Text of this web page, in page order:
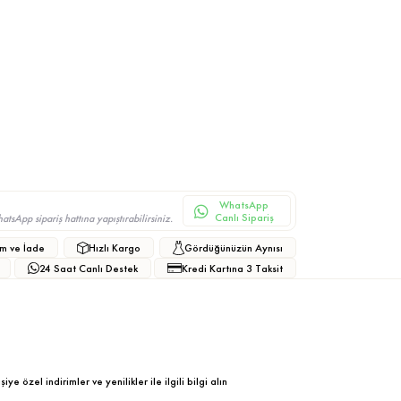
sipariş hattına yapıştırabilirsiniz.
WhatsApp
Canlı Sipariş
ve İade Hızlı Kargo
Gördüğünüzün Aynısı
24 Saat Canlı Destek
Kredi Kartına 3 Taksit
özel indirimler ve yenilikler ile ilgili bilgi alın